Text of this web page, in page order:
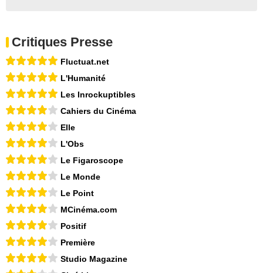
Critiques Presse
Fluctuat.net
L'Humanité
Les Inrockuptibles
Cahiers du Cinéma
Elle
L'Obs
Le Figaroscope
Le Monde
Le Point
MCinéma.com
Positif
Première
Studio Magazine